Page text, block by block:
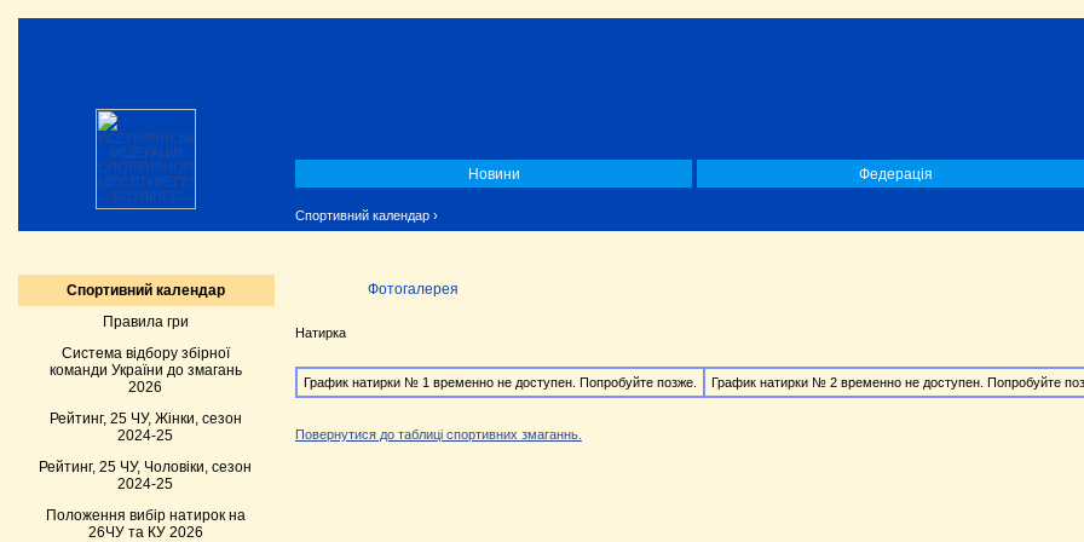
Новини Федерація
Спортивний календар ›
Спортивний календар
Правила гри
Система відбору збірної
команди України до змагань
2026
Рейтинг, 25 ЧУ, Жінки, сезон
2024-25
Рейтинг, 25 ЧУ, Чоловіки, сезон
2024-25
Положення вибір натирок на
26ЧУ та КУ 2026
Фотогалерея
Натирка
График натирки № 1 временно не доступен. Попробуйте позже. График натирки № 2 временно не доступен. Попробуйте
Повернутися до таблиці спортивних змаганнь.